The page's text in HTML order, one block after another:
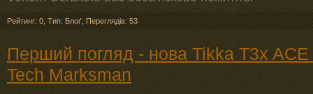
Рейтинг: 0 Тип: Блоґ Переглядів: 53
Перший погляд - нова Tikka T3x
Tech Marksman